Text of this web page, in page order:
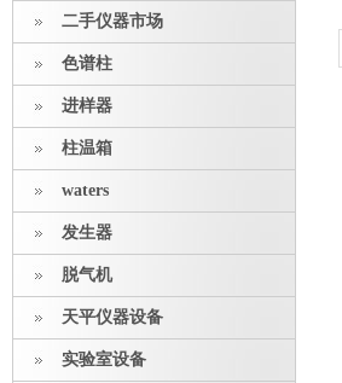
二手仪器市场
色谱柱
进样器
柱温箱
waters
发生器
脱气机
天平仪器设备
实验室设备